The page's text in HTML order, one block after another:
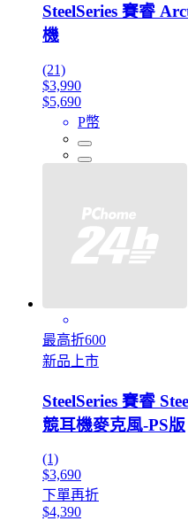
SteelSeries 賽睿
機
(21)
$3,990
$5,690
P幣
最高折600
新品上市
SteelSeries 賽睿
競耳機麥克風-PS版
(1)
$3,690
下單再折
$4,390